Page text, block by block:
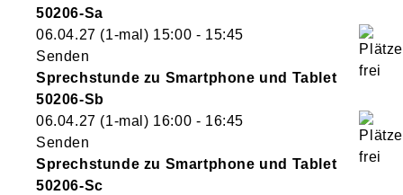
50206-Sa
06.04.27 (1-mal) 15:00 - 15:45
Senden
Sprechstunde zu Smartphone und Tablet
50206-Sb
06.04.27 (1-mal) 16:00 - 16:45
Senden
Sprechstunde zu Smartphone und Tablet
50206-Sc